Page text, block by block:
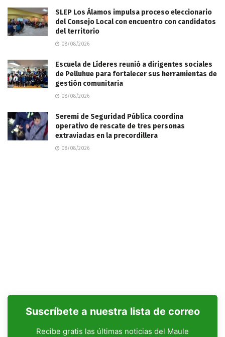
SLEP Los Álamos impulsa proceso eleccionario
del Consejo Local con encuentro con candidatos
del territorio
08/08/2026
Escuela de Líderes reunió a dirigentes sociales
de Pelluhue para fortalecer sus herramientas de
gestión comunitaria
08/08/2026
Seremi de Seguridad Pública coordina
operativo de rescate de tres personas
extraviadas en la precordillera
08/08/2026
Suscríbete a nuestra lista de correo
Recibe gratis las últimas noticias del Maule